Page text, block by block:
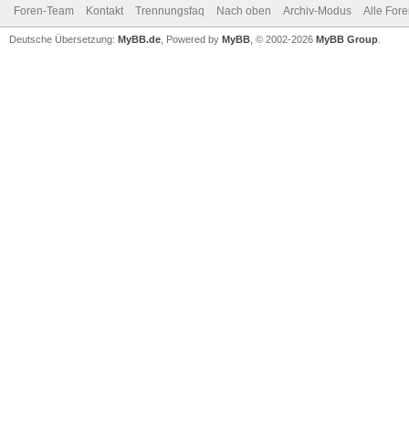
Foren-Team Kontakt Trennungsfaq Nach oben Archiv-Modus Alle
Deutsche Übersetzung: MyBB.de , Powered by MyBB , © 2002-2026 MyBB Group